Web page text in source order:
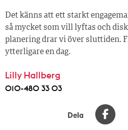
Det känns att ett starkt
så mycket som vill lyftas och
planering drar vi över sluttiden.
ytterligare en dag.
Lilly Hallberg
010-480 33 03
Dela